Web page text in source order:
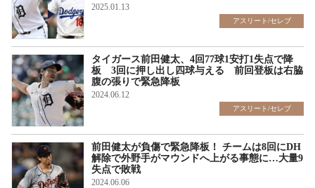
2025.01.13
アスリート/セレブ
タイガース前田健太、4回77球1安打1失点で降
板 3回に押し出し四球与える 前回登板は右脇
腹の張りで緊急降板
2024.06.12
アスリート/セレブ
前田健太が負傷で緊急降板！ チームは8回にDH
解除で外野手がマウンドへ上がる事態に…大量9
失点で敗戦
2024.06.06